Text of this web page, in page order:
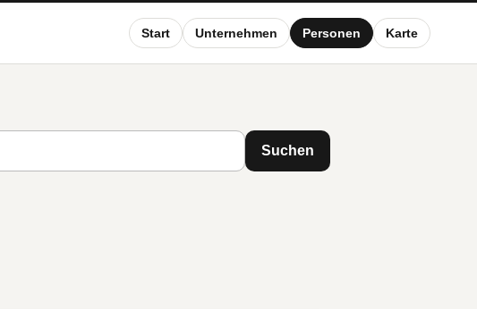
Start Unternehmen Personen Karte
Suchen